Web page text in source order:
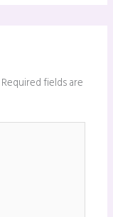
Required fields are